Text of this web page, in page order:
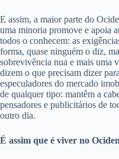
E assim, a maior parte do
uma minoria promove e apoia
todos o conhecem: as
forma, quase ninguém o diz,
sobrevivência nua e mais uma
dizem o que precisam dizer
especuladores do mercado
de qualquer tipo: mantêm a
pensadores e publicitários de
outro dia.
É assim que é viver no